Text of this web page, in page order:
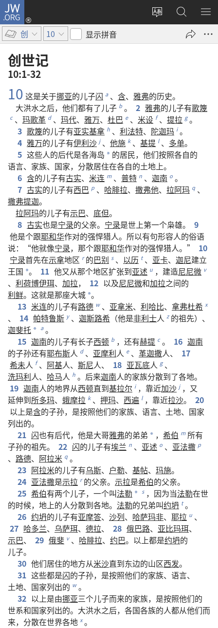
JW.ORG
更
网
登
录
开
搜
索
JW.ORG
显
菜
创 10 显示拼音
创世记
10:1-32
10 这是关于挪亚的儿子闪 a 、 含、 雅弗的历史。
大洪水之后， 他们都有了儿子 b 。 2 雅弗的儿子有歌篾
c 、 玛歌革 d 、 玛代、 雅万、 杜巴 e 、 米设 f 、 提拉 g 。
3 歌篾的儿子有亚实基拿 h 、 利法特、 陀迦玛 i 。
4 雅万的儿子有伊利沙 j 、 他施 k 、 基提 l 、 多单。
5 这些人的后代是各海岛 * 的居民， 他们按照各自的
语言、 家族、 国家， 分散居住在各自的土地上。
6 含的儿子有古实、 米连 m 、 普特 n 、 迦南 o 。
7 古实的儿子有西巴 p 、 哈腓拉、 撒弗他、 拉阿玛 q 、
撒弗提迦。
拉阿玛的儿子有示巴、 底但。
8 古实也是宁录的父亲。 宁录是世上第一个枭雄。
9
他是个跟耶和华作对的强悍猎人。 所以有句形容人的俗语
说：“他就像宁录， 那个跟耶和华作对的强悍猎人。”
10
宁录首先在示拿地区 r 的巴别 s 、 以历 t 、 亚卡、 迦尼建立
王国 *。 11 他又从那个地区扩张到亚述 u ， 建造尼尼微 v
、 利荷博伊珥、 加拉， 12 以及尼尼微和加拉之间的
利鲜。 这就是那座大城 *。
13 米连的儿子有路德 w 、 亚拿米、 利哈比、 拿弗杜希 x
、 14 帕特鲁斯 y 、 迦斯路希 （他是非利士人 z 的祖先）、
迦斐托 * a 。
15 迦南的儿子有长子西顿 b ， 还有赫提 c 。 16 迦南
的子孙还有耶布斯人 d 、 亚摩利人 e 、 革迦撒人、
17
希未人 f 、 阿基人、 斯尼人、 18 亚瓦底人 g 、
洗玛利人、 哈马人 h 。 后来迦南人的家族分散到了各地。
19 迦南人的地界从西顿直到基拉尔 i ， 靠近加沙 j ， 又
延伸到所多玛、 蛾摩拉 k 、 押玛、 西遍 l ， 靠近拉沙。
20
以上是含的子孙， 是按照他们的家族、 语言、 土地、 国家
列出的。
21 闪也有后代， 他是大哥雅弗的弟弟 * ， 希伯 m 所有
子孙的祖先。 22 闪的儿子有埃兰 n 、 亚述 o 、 亚法撒 p
、 路德、 阿拉米 q 。
23 阿拉米的儿子有乌斯、 户勒、 基帖、 玛施。
24 亚法撒是示拉 r 的父亲。 示拉是希伯的父亲。
25 希伯有两个儿子， 一个叫法勒 * s ， 因为当法勒在世
的时候， 地上的人分散到各地。 法勒的兄弟叫约坍 t 。
26 约坍的儿子有亚摩答、 沙列、 哈萨玛非、 耶拉 u 、
27 哈多兰、 乌萨珥、 德拉、 28 俄巴路、 亚比玛珥、
示巴、 29 俄斐 v 、 哈腓拉、 约巴。 以上都是约坍的
儿子。
30 他们居住的地方从米沙直到东边的山区西发。
31 这些都是闪的子孙， 是按照他们的家族、 语言、
土地、 国家列出的 w 。
32 以上是由挪亚三个儿子而来的家族， 是按照他们的
世系和国家列出的。 大洪水之后， 各国各族的人都从他们而
来， 分散在世界各地 x 。